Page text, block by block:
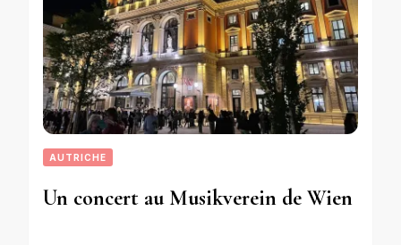
AUTRICHE
Un concert au Musikverein de Wien